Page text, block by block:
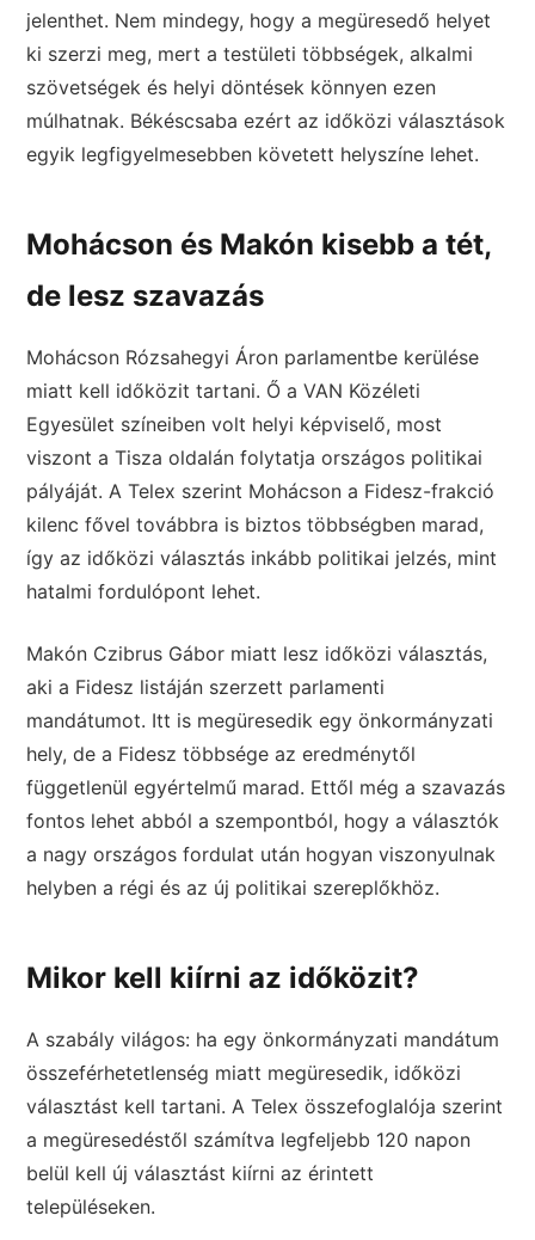
jelenthet. Nem mindegy, hogy a megüresedő helyet
ki szerzi meg, mert a testületi többségek, alkalmi
szövetségek és helyi döntések könnyen ezen
múlhatnak. Békéscsaba ezért az időközi választások
egyik legfigyelmesebben követett helyszíne lehet.
Mohácson és Makón kisebb a tét,
de lesz szavazás
Mohácson Rózsahegyi Áron parlamentbe kerülése
miatt kell időközit tartani. Ő a VAN Közéleti
Egyesület színeiben volt helyi képviselő, most
viszont a Tisza oldalán folytatja országos politikai
pályáját. A Telex szerint Mohácson a Fidesz-frakció
kilenc fővel továbbra is biztos többségben marad,
így az időközi választás inkább politikai jelzés, mint
hatalmi fordulópont lehet.
Makón Czibrus Gábor miatt lesz időközi választás,
aki a Fidesz listáján szerzett parlamenti
mandátumot. Itt is megüresedik egy önkormányzati
hely, de a Fidesz többsége az eredménytől
függetlenül egyértelmű marad. Ettől még a szavazás
fontos lehet abból a szempontból, hogy a választók
a nagy országos fordulat után hogyan viszonyulnak
helyben a régi és az új politikai szereplőkhöz.
Mikor kell kiírni az időközit?
A szabály világos: ha egy önkormányzati mandátum
összeférhetetlenség miatt megüresedik, időközi
választást kell tartani. A Telex összefoglalója szerint
a megüresedéstől számítva legfeljebb 120 napon
belül kell új választást kiírni az érintett
településeken.